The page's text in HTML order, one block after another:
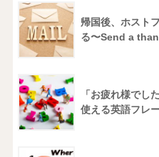
帰国後、ホスト
る〜Send a
「お疲れ様でし
使える英語フレ